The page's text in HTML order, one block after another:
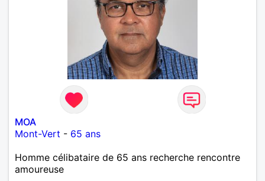
MOA
Mont-Vert - 65 ans
Homme célibataire de 65 ans recherche rencontre
amoureuse